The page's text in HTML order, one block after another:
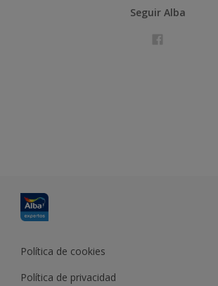
Seguir Alba
Política de cookies
Política de privacidad